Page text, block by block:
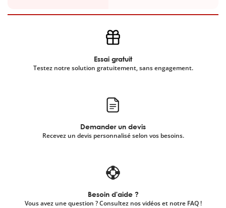
Essai gratuit
Testez notre solution gratuitement, sans engagement.
Demander un devis
Recevez un devis personnalisé selon vos besoins.
Besoin d'aide ?
Vous avez une question ? Consultez nos vidéos et notre FAQ !